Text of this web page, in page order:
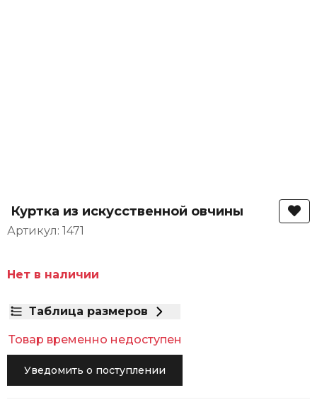
Куртка из искусственной овчины
Артикул: 1471
Нет в наличии
Таблица размеров
Товар временно недоступен
Уведомить о поступлении